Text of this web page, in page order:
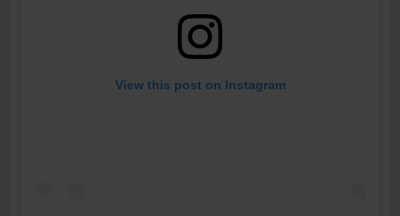
View this post on Instagram